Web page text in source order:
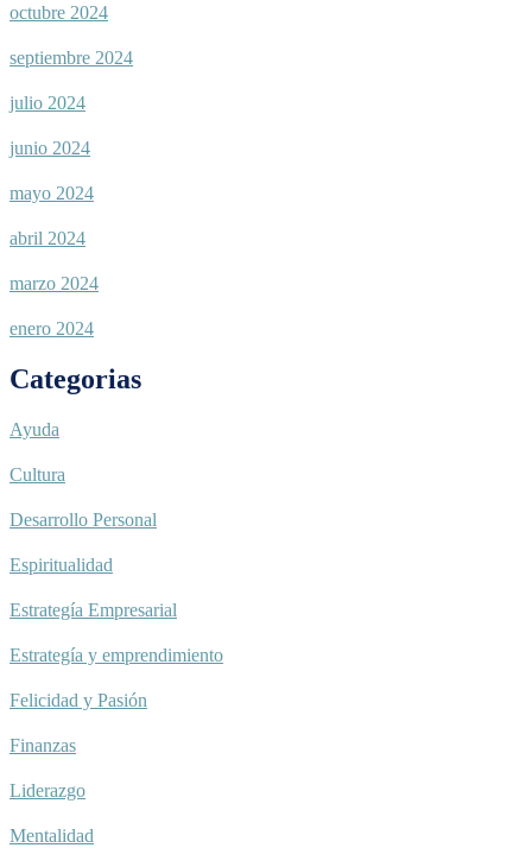
octubre 2024
septiembre 2024
julio 2024
junio 2024
mayo 2024
abril 2024
marzo 2024
enero 2024
Categorias
Ayuda
Cultura
Desarrollo Personal
Espiritualidad
Estrategía Empresarial
Estrategía y emprendimiento
Felicidad y Pasión
Finanzas
Liderazgo
Mentalidad